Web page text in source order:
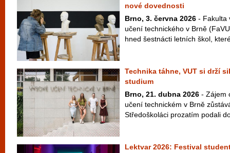
nové dovednosti
Brno, 3. června 2026 - Fakulta
učení technického v Brně
hned šestnácti letních škol,
Technika táhne, VUT si drží
studium
Brno, 21. dubna 2026 - Zájem
učení technickém v Brně
Středoškoláci prozatím podali
Lektvar 2026: Festival